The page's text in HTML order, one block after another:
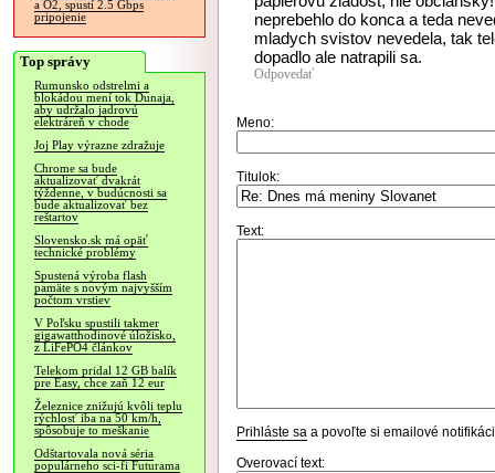
a O2, spustí 2.5 Gbps
pripojenie
Top správy
Rumunsko odstrelmi a
blokádou mení tok Dunaja,
aby udržalo jadrovú
elektráreň v chode
Joj Play výrazne zdražuje
Chrome sa bude
aktualizovať dvakrát
týždenne, v budúcnosti sa
bude aktualizovať bez
reštartov
Slovensko.sk má opäť
technické problémy
Spustená výroba flash
pamäte s novým najvyšším
počtom vrstiev
V Poľsku spustili takmer
gigawatthodinové úložisko,
z LiFePO4 článkov
Telekom pridal 12 GB balík
pre Easy, chce zaň 12 eur
Železnice znižujú kvôli teplu
rýchlosť iba na 50 km/h,
spôsobuje to meškanie
Odštartovala nová séria
populárneho sci-fi Futurama
neprebehlo do konca a teda
mladych svistov nevedela, tak
dopadlo ale natrapili sa.
Odpovedať
Meno:
Titulok:
Text:
Prihláste sa a povoľte si emailové
Overovací text: